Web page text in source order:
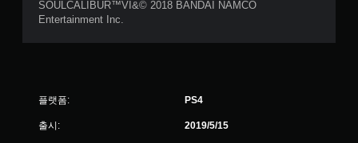
SOULCALIBUR™VI&© 2018 BANDAI NAMCO
Entertainment Inc.
플랫폼: PS4
출시: 2019/5/15